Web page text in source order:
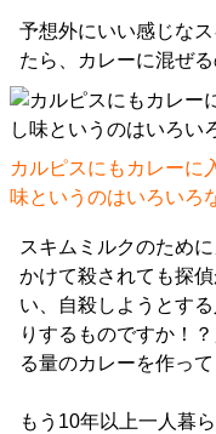
予想外にいい感じな
たら、カレーに混ぜ
カルピスにもカレーに
味というのはいろいろ
スキムミルクのため
かけて殺されても探
い、自殺しようとす
りするものですか！
る量のカレーを作って
もう10年以上一人暮